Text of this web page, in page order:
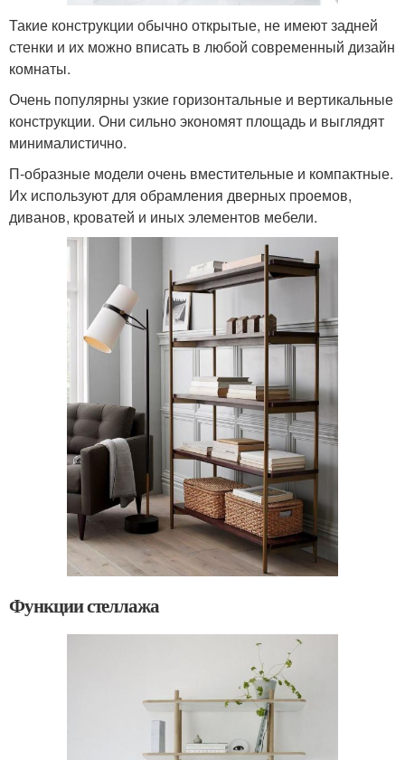
Такие конструкции обычно открытые, не имеют задней
стенки и их можно вписать в любой современный дизайн
комнаты.
Очень популярны узкие горизонтальные и вертикальные
конструкции. Они сильно экономят площадь и выглядят
минималистично.
П-образные модели очень вместительные и компактные.
Их используют для обрамления дверных проемов,
диванов, кроватей и иных элементов мебели.
Функции стеллажа